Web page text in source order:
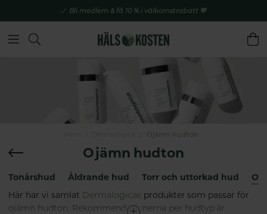
Bli medlem & få 10 % i välkomstrabatt 💚
Ojämn hudton
Ojämn hudton
Tonårshud Åldrande hud Torr och uttorkad hud
Här har vi samlat Dermalogicas produkter som passar för
ojämn hudton. Rekommendationerna per hudtyp är